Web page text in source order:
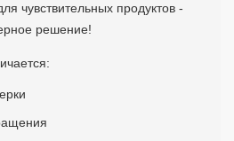
чувствительных продуктов -
решение!